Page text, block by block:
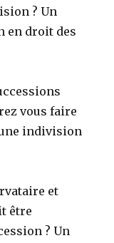
? Un
en droit des
vous faire
indivision
et
être
? Un